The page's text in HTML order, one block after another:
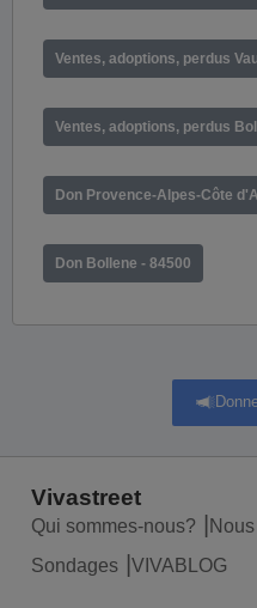
Ventes, adoptions, perdus
Ventes, adoptions, perdus
Don Provence-Alpes-Côte
Don Bollene - 84500
Vivastreet
Qui sommes-nous?
Sondages
VIVABLOG